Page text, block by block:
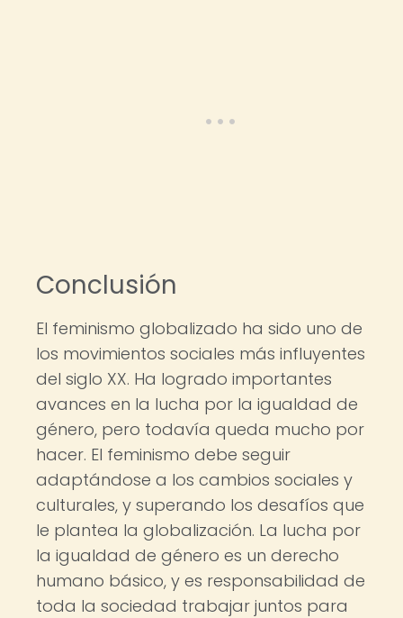
Conclusión
El feminismo globalizado ha sido uno de
los movimientos sociales más influyentes
del siglo XX. Ha logrado importantes
avances en la lucha por la igualdad de
género, pero todavía queda mucho por
hacer. El feminismo debe seguir
adaptándose a los cambios sociales y
culturales, y superando los desafíos que
le plantea la globalización. La lucha por
la igualdad de género es un derecho
humano básico, y es responsabilidad de
toda la sociedad trabajar juntos para